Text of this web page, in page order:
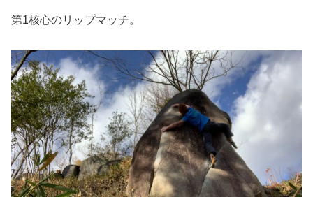
第1核心のリップマッチ。